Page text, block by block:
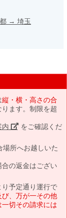
→ 埼玉
縦・横・高さの合
ります。制限を超
内」 をご確認くだ
所へお越しいた
の返金はござい
予定通り運行で
、万が一その他
切その請求には